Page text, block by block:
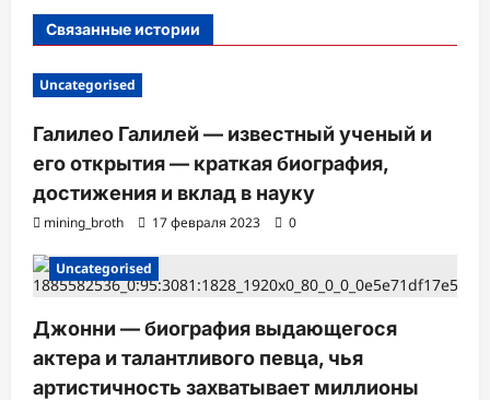
Связанные истории
Uncategorised
Галилео Галилей — известный ученый и
его открытия — краткая биография,
достижения и вклад в науку
mining_broth 17 февраля 2023 0
Uncategorised
Джонни — биография выдающегося
актера и талантливого певца, чья
артистичность захватывает миллионы